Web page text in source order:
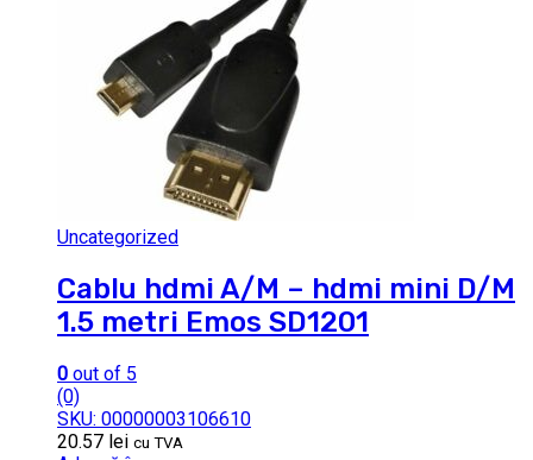
Uncategorized
Cablu hdmi A/M – hdmi mini D/M
1.5 metri Emos SD1201
0 out of 5
(0)
SKU: 00000003106610
20.57 lei cu TVA